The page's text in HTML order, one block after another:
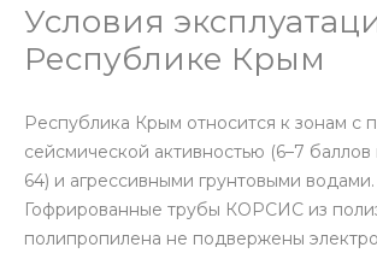
Условия
Республике Крым
Республика Крым относится к зонам с
сейсмической активностью (6–7
64) и агрессивными грунтовыми водами.
Гофрированные трубы КОРСИС из
полипропилена не подвержены